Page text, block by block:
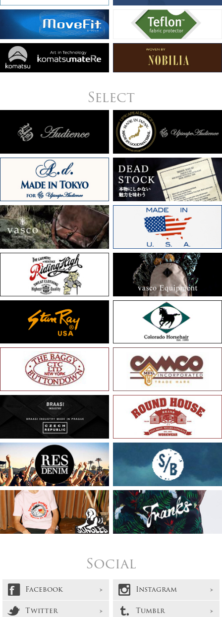
Select
Social
Facebook
Instagram
Twitter
Tumblr